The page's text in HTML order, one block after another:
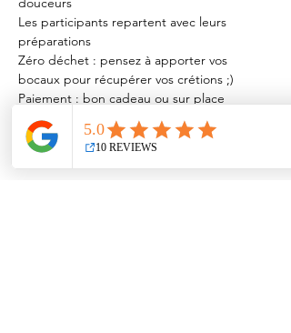
Les participants repartent avec leurs
préparations
Zéro déchet : pensez à apporter vos
bocaux pour récupérer vos crétions ;)
Paiement : bon cadeau ou sur place
(espèces ou carte bleue)
Afficher plus